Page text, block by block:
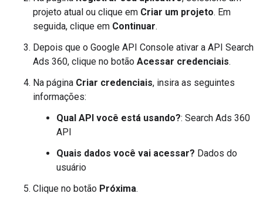
projeto atual ou clique em Criar um projeto. Em
seguida, clique em Continuar.
Depois que o Google API Console ativar a API Search
Ads 360, clique no botão Acessar credenciais.
Na página Criar credenciais, insira as seguintes
informações:
Qual API você está usando?: Search Ads 360
API
Quais dados você vai acessar? Dados do
usuário
Clique no botão Próxima.